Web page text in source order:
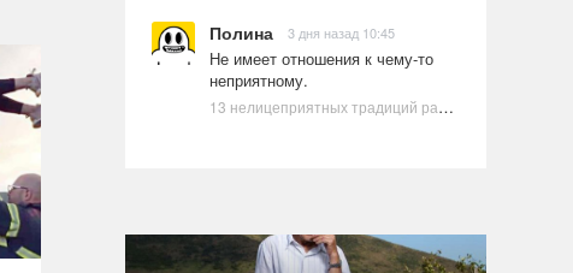
Полина 3 дня назад 10:45
Не имеет отношения к чему-то
неприятному.
13 нелицеприятных традиций разных стран, которые могут шокировать неподготовленного человека